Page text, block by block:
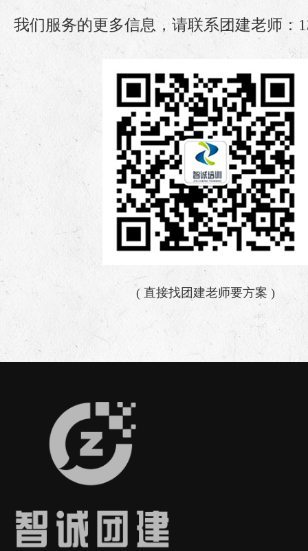
我们服务的更多信息，请联系团建老师：
( 直接找团建老师要方案 )